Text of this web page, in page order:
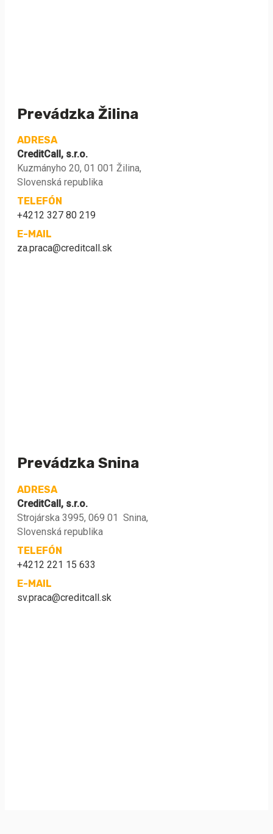
Prevádzka Žilina
ADRESA
CreditCall, s.r.o.
Kuzmányho 20, 01 001 Žilina,
Slovenská republika
TELEFÓN
+4212 327 80 219
E-MAIL
za.praca@creditcall.sk
Prevádzka Snina
ADRESA
CreditCall, s.r.o.
Strojárska 3995, 069 01 Snina,
Slovenská republika
TELEFÓN
+4212 221 15 633
E-MAIL
sv.praca@creditcall.sk